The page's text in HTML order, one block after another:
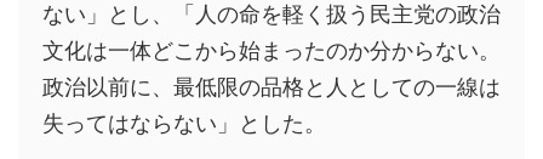
ない」とし、「人の命を軽く扱う民主党の政治
文化は一体どこから始まったのか分からない。
政治以前に、最低限の品格と人としての一線は
失ってはならない」とした。